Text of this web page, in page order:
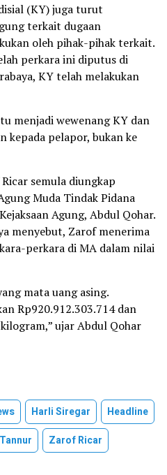
(KY) juga turut
terkait dugaan
oleh pihak-pihak terkait.
perkara ini diputus di
KY telah melakukan
menjadi wewenang KY dan
kepada pelapor, bukan ke
semula diungkap
Muda Tindak Pidana
Agung, Abdul Qohar.
menyebut, Zarof menerima
perkara di MA dalam nilai
mata uang asing.
Rp920.912.303.714 dan
ujar Abdul Qohar
Harli Siregar
Headline
Zarof Ricar